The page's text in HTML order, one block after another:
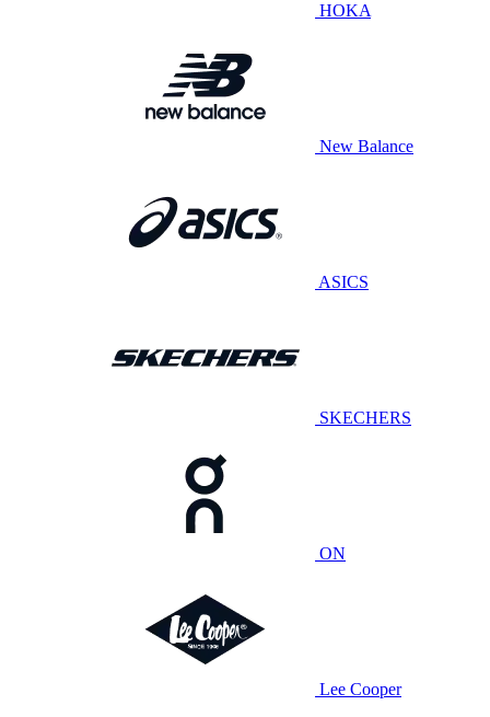
HOKA
New Balance
ASICS
SKECHERS
ON
Lee Cooper